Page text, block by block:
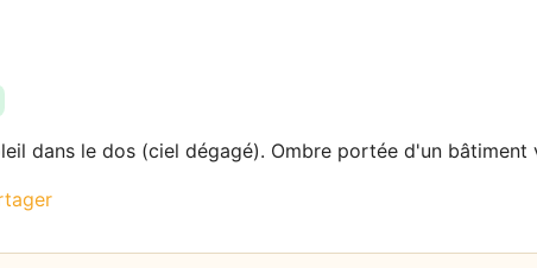
dans le dos (ciel dégagé). Ombre portée d'un bâtiment